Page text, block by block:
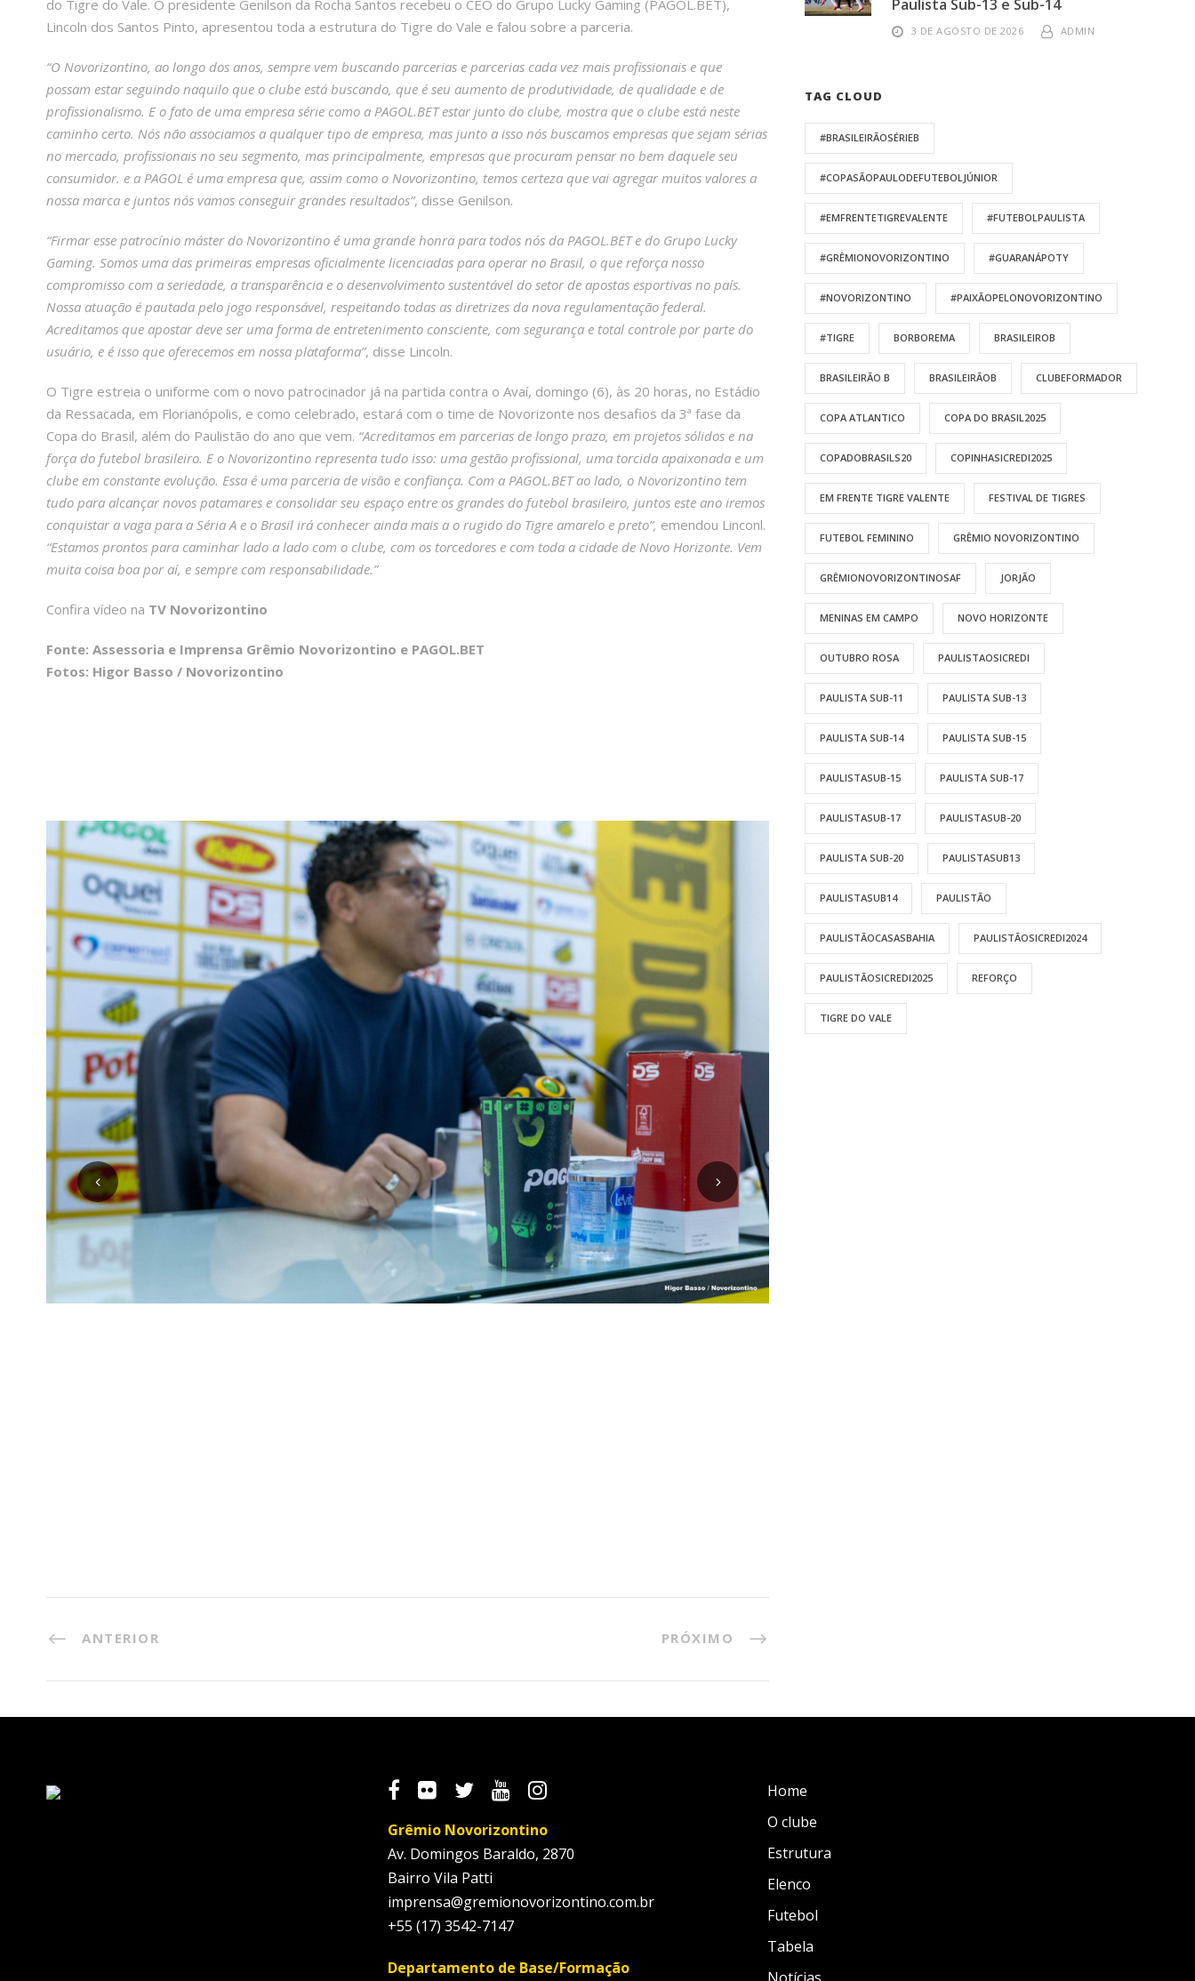
do Tigre do Vale. O presidente Genilson da Rocha Santos recebeu o CEO do Grupo Lucky Gaming (PAGOL.BET),
Lincoln dos Santos Pinto, apresentou toda a estrutura do Tigre do Vale e falou sobre a parceria.
“O Novorizontino, ao longo dos anos, sempre vem buscando parcerias e parcerias cada vez mais profissionais e que
possam estar seguindo naquilo que o clube está buscando, que é seu aumento de produtividade, de qualidade e de
profissionalismo. E o fato de uma empresa série como a PAGOL.BET estar junto do clube, mostra que o clube está neste
caminho certo. Nós não associamos a qualquer tipo de empresa, mas junto a isso nós buscamos empresas que sejam sérias
no mercado, profissionais no seu segmento, mas principalmente, empresas que procuram pensar no bem daquele seu
consumidor. e a PAGOL é uma empresa que, assim como o Novorizontino, temos certeza que vai agregar muitos valores a
nossa marca e juntos nós vamos conseguir grandes resultados”, disse Genilson.
“Firmar esse patrocínio máster do Novorizontino é uma grande honra para todos nós da PAGOL.BET e do Grupo Lucky
Gaming. Somos uma das primeiras empresas oficialmente licenciadas para operar no Brasil, o que reforça nosso
compromisso com a seriedade, a transparência e o desenvolvimento sustentável do setor de apostas esportivas no país.
Nossa atuação é pautada pelo jogo responsável, respeitando todas as diretrizes da nova regulamentação federal.
Acreditamos que apostar deve ser uma forma de entretenimento consciente, com segurança e total controle por parte do
usuário, e é isso que oferecemos em nossa plataforma”, disse Lincoln.
O Tigre estreia o uniforme com o novo patrocinador já na partida contra o Avaí, domingo (6), às 20 horas, no Estádio
da Ressacada, em Florianópolis, e como celebrado, estará com o time de Novorizonte nos desafios da 3ª fase da
Copa do Brasil, além do Paulistão do ano que vem. “Acreditamos em parcerias de longo prazo, em projetos sólidos e na
força do futebol brasileiro. E o Novorizontino representa tudo isso: uma gestão profissional, uma torcida apaixonada e um
clube em constante evolução. Essa é uma parceria de visão e confiança. Com a PAGOL.BET ao lado, o Novorizontino tem
tudo para alcançar novos patamares e consolidar seu espaço entre os grandes do futebol brasileiro, juntos este ano iremos
conquistar a vaga para a Séria A e o Brasil irá conhecer ainda mais a o rugido do Tigre amarelo e preto”, emendou Linconl.
“Estamos prontos para caminhar lado a lado com o clube, com os torcedores e com toda a cidade de Novo Horizonte. Vem
muita coisa boa por aí, e sempre com responsabilidade.”
Confira vídeo na TV Novorizontino
Fonte: Assessoria e Imprensa Grêmio Novorizontino e PAGOL.BET
Fotos: Higor Basso / Novorizontino
ANTERIOR PRÓXIMO
Paulista Sub-13 e Sub-14
3 DE AGOSTO DE 2026 ADMIN
TAG CLOUD
#BRASILEIRÃOSÉRIEB
#COPASÃOPAULODEFUTEBOLJÚNIOR
#EMFRENTETIGREVALENTE #FUTEBOLPAULISTA
#GRÊMIONOVORIZONTINO #GUARANÁPOTY
#NOVORIZONTINO #PAIXÃOPELONOVORIZONTINO
#TIGRE BORBOREMA BRASILEIROB
BRASILEIRÃO B BRASILEIRÃOB CLUBEFORMADOR
COPA ATLANTICO COPA DO BRASIL2025
COPADOBRASILS20 COPINHASICREDI2025
EM FRENTE TIGRE VALENTE FESTIVAL DE TIGRES
FUTEBOL FEMININO GRÊMIO NOVORIZONTINO
GRÊMIONOVORIZONTINOSAF JORJÃO
MENINAS EM CAMPO NOVO HORIZONTE
OUTUBRO ROSA PAULISTAOSICREDI
PAULISTA SUB-11 PAULISTA SUB-13
PAULISTA SUB-14 PAULISTA SUB-15
PAULISTASUB-15 PAULISTA SUB-17
PAULISTASUB-17 PAULISTASUB-20
PAULISTA SUB-20 PAULISTASUB13
PAULISTASUB14 PAULISTÃO
PAULISTÃOCASASBAHIA PAULISTÃOSICREDI2024
PAULISTÃOSICREDI2025 REFORÇO
TIGRE DO VALE
Grêmio Novorizontino
Av. Domingos Baraldo, 2870
Bairro Vila Patti
imprensa@gremionovorizontino.com.br
+55 (17) 3542-7147
Departamento de Base/Formação
Home
O clube
Estrutura
Elenco
Futebol
Tabela